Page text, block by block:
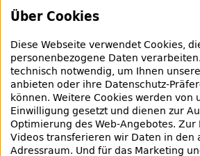
Schaufenster
Bibliotheksausweis
Highlights
Veranstaltungen & Lernangebote
Veranstaltungsübersicht
Über Cookies
Diese Webseite verwendet Cookies,
personenbezogene Daten
technisch notwendig, um Ihnen
anbieten oder ihre Datenschutz-
können. Weitere Cookies werden von
Einwilligung gesetzt und dienen zur
Optimierung desWeb-Angebotes.
Videos transferieren wir Daten in den
Adressraum. Und für das Marketing